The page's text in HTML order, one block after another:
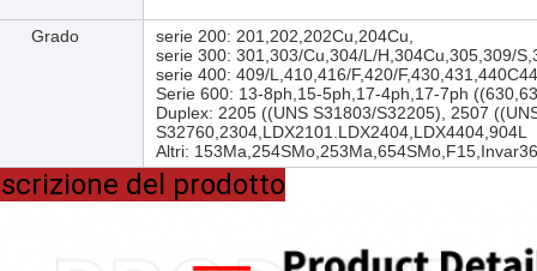
Grado
serie 200: 201,202,202Cu,204Cu,
serie 300: 301,303/Cu,304/L/H,304Cu,305,309/
serie 400: 409/L,410,416/F,420/
Serie 600: 13-8ph,15-5ph,17-4ph,17-7ph
Duplex: 2205 ((UNS S31803/S32205), 2507
S32760,2304,LDX2101.LDX2404,LDX4404,904L
Altri:
del prodotto